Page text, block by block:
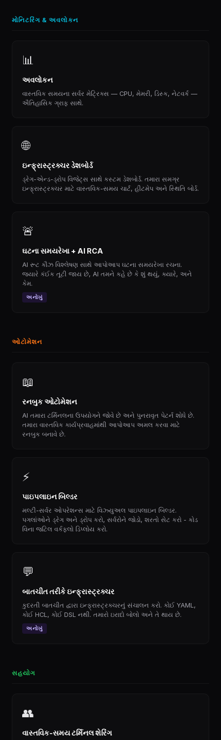
મોનિટરિંગ & અવલોકન
📊
અવલોકન
વાસ્તવિક સમયના સર્વર મેટ્રિક્સ — CPU, મેમરી, ડિસ્ક, નેટવર્ક —
ઐતિહાસિક ગ્રાફ સાથે.
🌐
ઇન્ફ્રાસ્ટ્રક્ચર ડેશબોર્ડ
ડ્રેગ-એન્ડ-ડ્રોપ વિજેટ્સ સાથે કસ્ટમ ડેશબોર્ડ. તમારા સમગ્ર
ઇન્ફ્રાસ્ટ્રક્ચર માટે વાસ્તવિક-સમય ચાર્ટ, હીટમેપ અને સ્થિતિ બોર્ડ.
🚨
ઘટના સમયરેખા + AI RCA
AI રૂટ કૌઝ વિશ્લેષણ સાથે આપોઆપ ઘટના સમયરેખા રચના.
જ્યારે કંઈક તૂટી જાય છે, AI તમને કહે છે કે શું થયું, ક્યારે, અને
કેમ.
અનોખું
ઓટોમેશન
📖
રનબુક ઓટોમેશન
AI તમારા ટર્મિનલના ઉપયોગને જોવે છે અને પુનરાવૃત પેટર્ન શોધે છે.
તમારા વાસ્તવિક કાર્યપ્રવાહમાંથી આપોઆપ અમલ કરવા માટે
રનબુક બનાવે છે.
⚡
પાઇપલાઇન બિલ્ડર
મલ્ટી-સર્વર ઓપરેશન્સ માટે વિઝ્યુઅલ પાઇપલાઇન બિલ્ડર.
પગલાંઓને ડ્રેગ અને ડ્રોપ કરો, સર્વરોને જોડો, શરતો સેટ કરો - કોડ
વિના જટિલ વર્કફ્લો ડિપ્લોય કરો.
💬
બાતચીત તરીકે ઇન્ફ્રાસ્ટ્રક્ચર
કુદરતી બાતચીત દ્વારા ઇન્ફ્રાસ્ટ્રક્ચરનું સંચાલન કરો. કોઈ YAML,
કોઈ HCL, કોઈ DSL નથી. તમારો ઇરાદો બોલો અને તે થાય છે.
અનોખું
સહયોગ
👥
વાસ્તવિક-સમય ટર્મિનલ શેરિંગ